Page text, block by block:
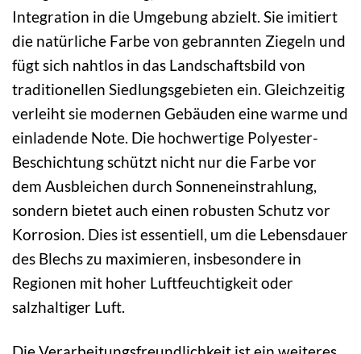
Integration in die Umgebung abzielt. Sie imitiert
die natürliche Farbe von gebrannten Ziegeln und
fügt sich nahtlos in das Landschaftsbild von
traditionellen Siedlungsgebieten ein. Gleichzeitig
verleiht sie modernen Gebäuden eine warme und
einladende Note. Die hochwertige Polyester-
Beschichtung schützt nicht nur die Farbe vor
dem Ausbleichen durch Sonneneinstrahlung,
sondern bietet auch einen robusten Schutz vor
Korrosion. Dies ist essentiell, um die Lebensdauer
des Blechs zu maximieren, insbesondere in
Regionen mit hoher Luftfeuchtigkeit oder
salzhaltiger Luft.